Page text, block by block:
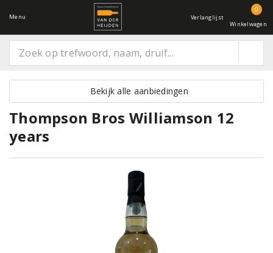
Menu Verlanglijst
0
Winkelwagen
Bekijk alle aanbiedingen
Thompson Bros Williamson 12
years